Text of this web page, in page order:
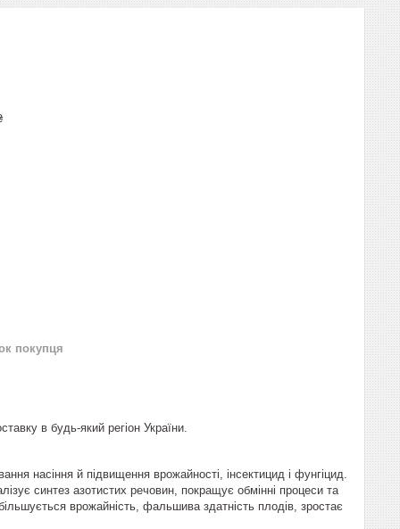
покупця
в будь-який регіон України.
насіння й підвищення врожайності, інсектицид і фунгіцид.
синтез азотистих речовин, покращує обмінні процеси та
врожайність, фальшива здатність плодів, зростає